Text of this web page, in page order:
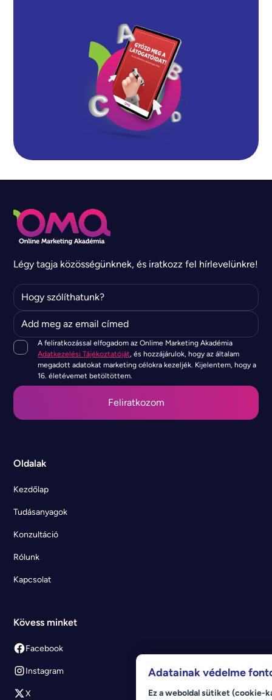
Légy tagja közösségünknek, és iratkozz fel hírlevelünkre!
A feliratkozással elfogadom az Onlime Marketing Akadémia
Adatkezelési Tájékoztatóját, és hozzájárulok, hogy az általam
megadott adatokat marketing célokra kezeljék. Kijelentem, hogy a
16. életévemet betöltöttem.
Oldalak
Kezdőlap
Tudásanyagok
Konzultáció
Rólunk
Kapcsolat
Kövess minket
Facebook
Instagram
X
Adatainak védelme
Ez a weboldal sütiket (cookie-